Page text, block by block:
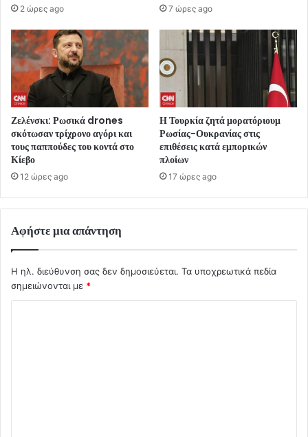
2 ώρες ago 7 ώρες ago
Ζελένσκι: Ρωσικά drones
σκότωσαν τρίχρονο αγόρι και
τους παππούδες του κοντά στο
Κίεβο
12 ώρες ago
Η Τουρκία ζητά μορατόριουμ
Ρωσίας-Ουκρανίας στις
επιθέσεις κατά εμπορικών
πλοίων
17 ώρες ago
Αφήστε μια απάντηση
Η ηλ. διεύθυνση σας δεν δημοσιεύεται. Τα υποχρεωτικά πεδία
σημειώνονται με *